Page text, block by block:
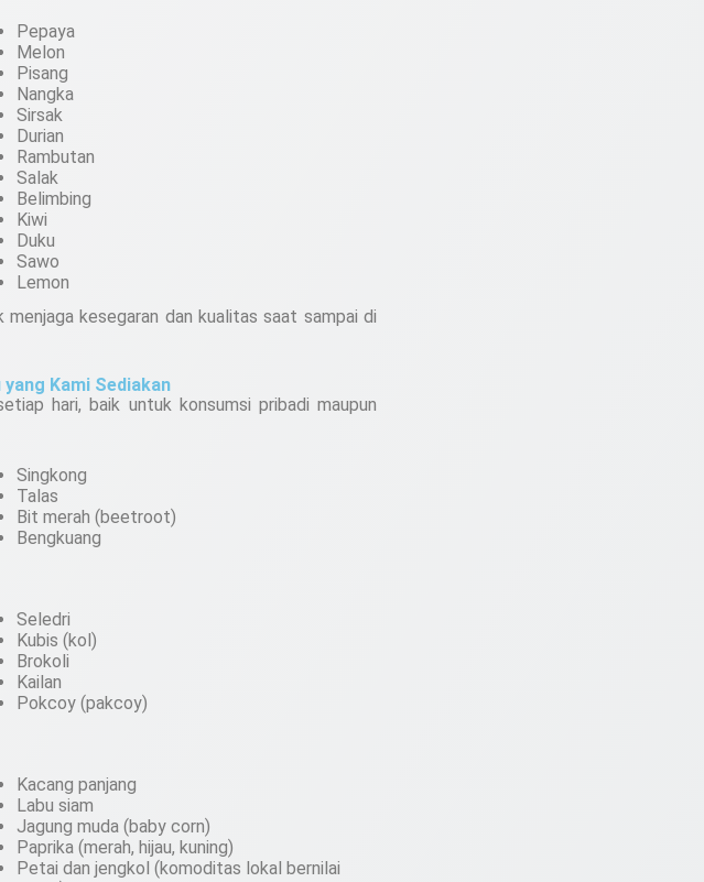
Pepaya
Melon
Pisang
Nangka
Sirsak
Durian
Rambutan
Salak
Belimbing
Kiwi
Duku
Sawo
Lemon
kesegaran dan kualitas saat sampai di
Kami Sediakan
hari, baik untuk konsumsi pribadi maupun
Singkong
Talas
Bit merah (beetroot)
Bengkuang
Seledri
Kubis (kol)
Brokoli
Kailan
Pokcoy (pakcoy)
Kacang panjang
Labu siam
Jagung muda (baby corn)
Paprika (merah, hijau, kuning)
Petai dan jengkol (komoditas lokal bernilai